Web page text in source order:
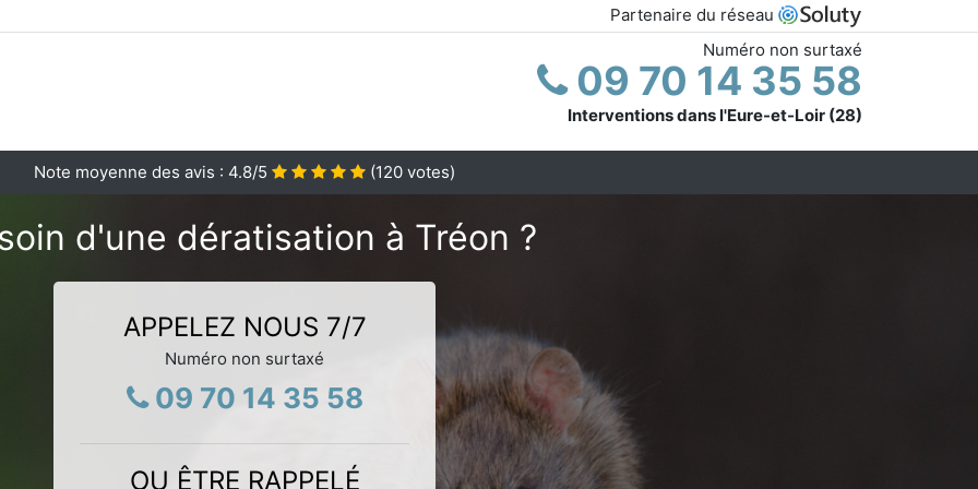
Partenaire du réseau
Numéro non surtaxé
09 70 14 35 58
Interventions dans l'Eure-et-Loir (28)
Note moyenne des avis : 4.8/5 (120 votes)
d'une dératisation à Tréon ?
APPELEZ NOUS 7/7
Numéro non surtaxé
09 70 14 35 58
OU ÊTRE RAPPELÉ